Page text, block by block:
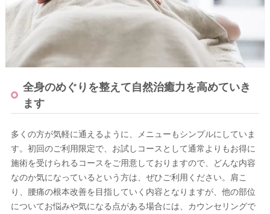
全身のめぐりを整えて自然治癒力を高めていき
ます
多くの方が気軽に通えるように、メニューもシンプルにしていま
す。初回のご利用限定で、お試しコースとして通常よりもお得に
施術を受けられるコースをご用意しておりますので、どんな内容
なのか気になっているという方は、ぜひご利用ください。肩こ
り、腰痛の根本改善を目指していく内容となりますが、他の部位
についてお悩みや気になる点がある場合には、カウンセリングで